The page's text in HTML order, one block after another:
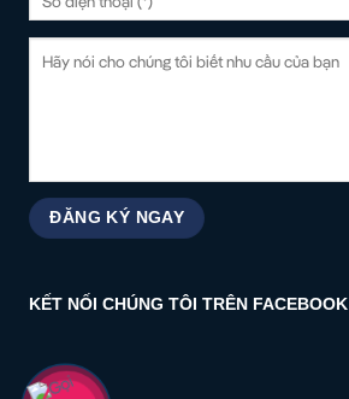
KẾT NỐI CHÚNG TÔI TRÊN FACEBOOK